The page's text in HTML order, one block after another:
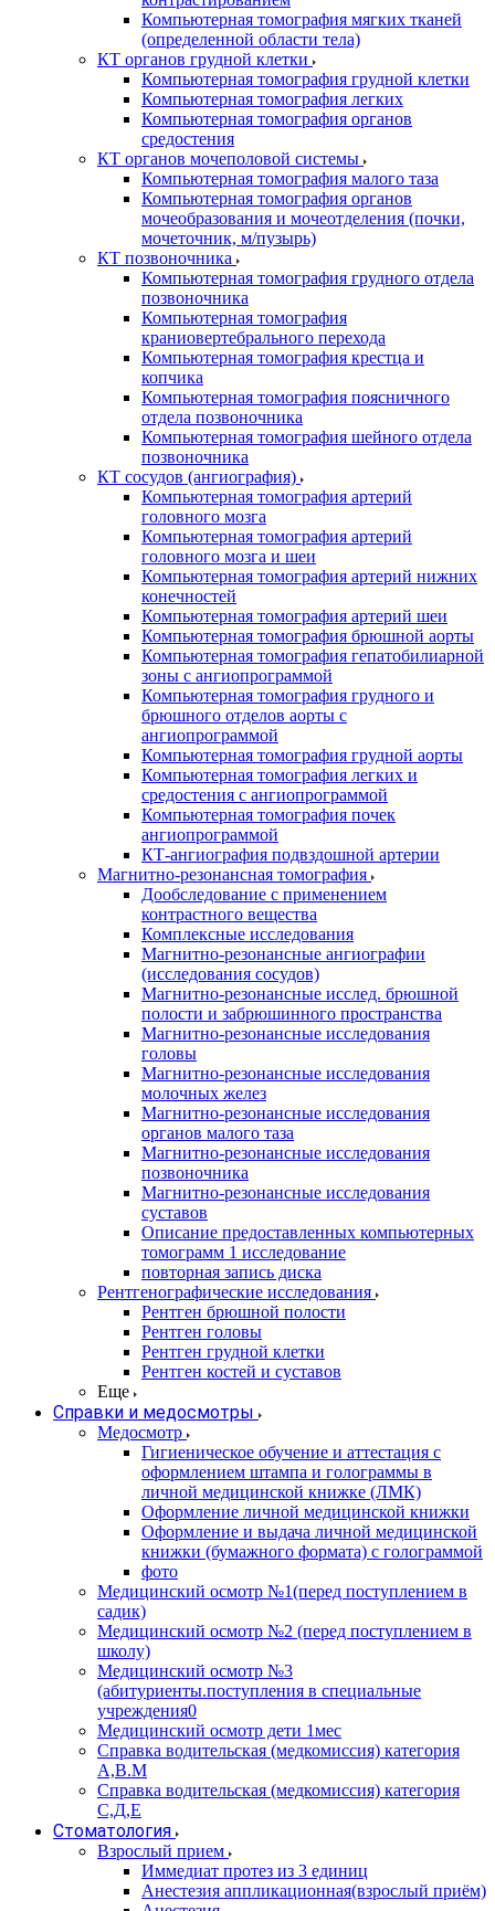
Компьютерная томография мягких тканей
(определенной области тела)
КТ органов грудной клетки
Компьютерная томография грудной клетки
Компьютерная томография легких
Компьютерная томография органов
средостения
КТ органов мочеполовой системы
Компьютерная томография малого таза
Компьютерная томография органов
мочеобразования и мочеотделения (почки,
мочеточник, м/пузырь)
КТ позвоночника
Компьютерная томография грудного отдела
позвоночника
Компьютерная томография
краниовертебрального перехода
Компьютерная томография крестца и
копчика
Компьютерная томография поясничного
отдела позвоночника
Компьютерная томография шейного отдела
позвоночника
КТ сосудов (ангиография)
Компьютерная томография артерий
головного мозга
Компьютерная томография артерий
головного мозга и шеи
Компьютерная томография артерий нижних
конечностей
Компьютерная томография артерий шеи
Компьютерная томография брюшной аорты
Компьютерная томография гепатобилиарной
зоны с ангиопрограммой
Компьютерная томография грудного и
брюшного отделов аорты с
ангиопрограммой
Компьютерная томография грудной аорты
Компьютерная томография легких и
средостения с ангиопрограммой
Компьютерная томография почек
ангиопрограммой
КТ-ангиография подвздошной артерии
Магнитно-резонансная томография
Дообследование с применением
контрастного вещества
Комплексные исследования
Магнитно-резонансные ангиографии
(исследования сосудов)
Магнитно-резонансные исслед. брюшной
полости и забрюшинного пространства
Магнитно-резонансные исследования
головы
Магнитно-резонансные исследования
молочных желез
Магнитно-резонансные исследования
органов малого таза
Магнитно-резонансные исследования
позвоночника
Магнитно-резонансные исследования
суставов
Описание предоставленных компьютерных
томограмм 1 исследование
повторная запись диска
Рентгенографические исследования
Рентген брюшной полости
Рентген головы
Рентген грудной клетки
Рентген костей и суставов
Еще
Справки и медосмотры
Медосмотр
Гигиеническое обучение и аттестация с
оформлением штампа и голограммы в
личной медицинской книжке (ЛМК)
Оформление личной медицинской книжки
Оформление и выдача личной медицинской
книжки (бумажного формата) с голограммой
фото
Медицинский осмотр №1(перед поступлением в
садик)
Медицинский осмотр №2 (перед поступлением в
школу)
Медицинский осмотр №3
(абитуриенты.поступления в специальные
учреждения0
Медицинский осмотр дети 1мес
Справка водительская (медкомиссия) категория
А,В.М
Справка водительская (медкомиссия) категория
С,Д,Е
Стоматология
Взрослый прием
Иммедиат протез из 3 единиц
Анестезия аппликационная(взрослый приём)